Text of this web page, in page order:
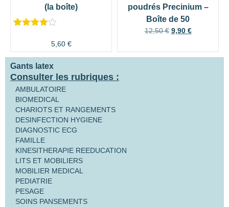
Gants latex
Consulter les rubriques :
AMBULATOIRE
BIOMEDICAL
CHARIOTS ET RANGEMENTS
DESINFECTION HYGIENE
DIAGNOSTIC ECG
FAMILLE
KINESITHERAPIE REEDUCATION
LITS ET MOBILIERS
MOBILIER MEDICAL
PEDIATRIE
PESAGE
SOINS PANSEMENTS
(la boîte)
basé sur
notations
client
5,60 €
poudrés Precinium –
Boîte de 50
12,50€ 9,90 €